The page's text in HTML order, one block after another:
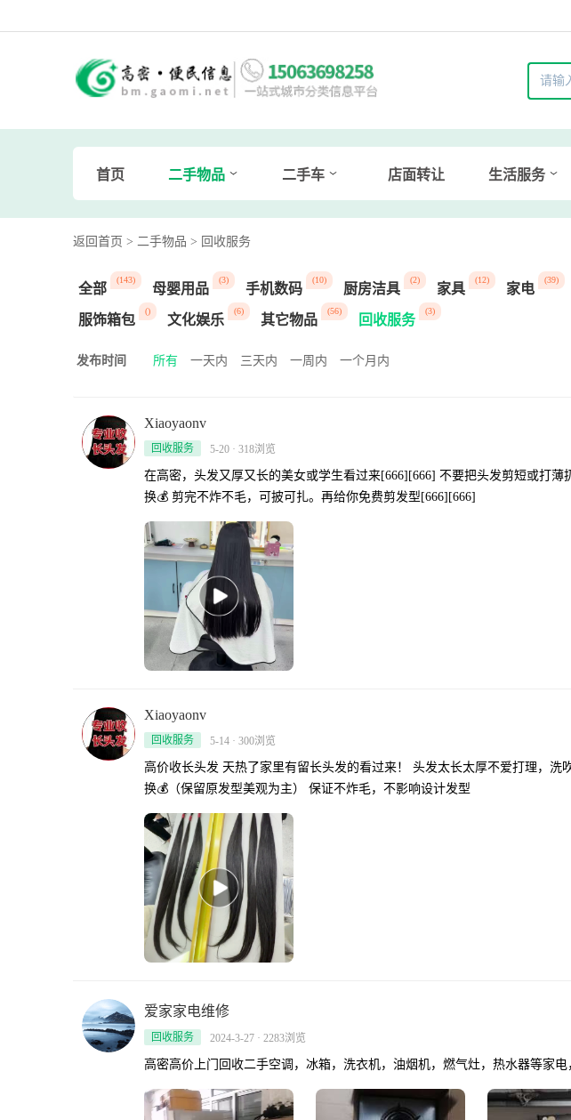
首页 二手物品 二手车 店面转让 生活服务
返回首页 > 二手物品 > 回收服务
全部
(143)
母婴用品
(3)
手机数码
(10)
厨房洁具
(2)
家具
(12)
家电
(39)
服饰箱包
()
文化娱乐
(6)
其它物品
(56)
回收服务
(3)
发布时间 所有 一天内 三天内 一周内 一个月内
Xiaoyaonv
回收服务 5-20 · 318浏览
在高密，头发又厚又长的美女或学生看过来[666][666] 不要把头发剪短或打
换💰 剪完不炸不毛，可披可扎。再给你免费剪发型[666][666]
Xiaoyaonv
回收服务 5-14 · 300浏览
高价收长头发 天热了家里有留长头发的看过来！ 头发太长太厚不爱打理，
换💰（保留原发型美观为主） 保证不炸毛，不影响设计发型
爱家家电维修
回收服务 2024-3-27 · 2283浏览
高密高价上门回收二手空调，冰箱，洗衣机，油烟机，燃气灶，热水器等家电